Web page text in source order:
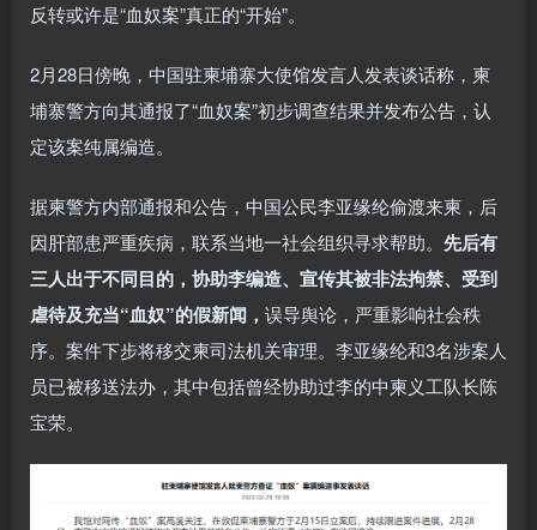
反转或许是“血奴案”真正的“开始”。
2月28日傍晚，中国驻柬埔寨大使馆发言人发表谈话称，柬
埔寨警方向其通报了“血奴案”初步调查结果并发布公告，认
定该案纯属编造。
据柬警方内部通报和公告，中国公民李亚缘纶偷渡来柬，后
因肝部患严重疾病，联系当地一社会组织寻求帮助。 先后有
三人出于不同目的，协助李编造、宣传其被非法拘禁、受到
虐待及充当“血奴”的假新闻， 误导舆论，严重影响社会秩
序。案件下步将移交柬司法机关审理。李亚缘纶和3名涉案人
员已被移送法办，其中包括曾经协助过李的中柬义工队长陈
宝荣。